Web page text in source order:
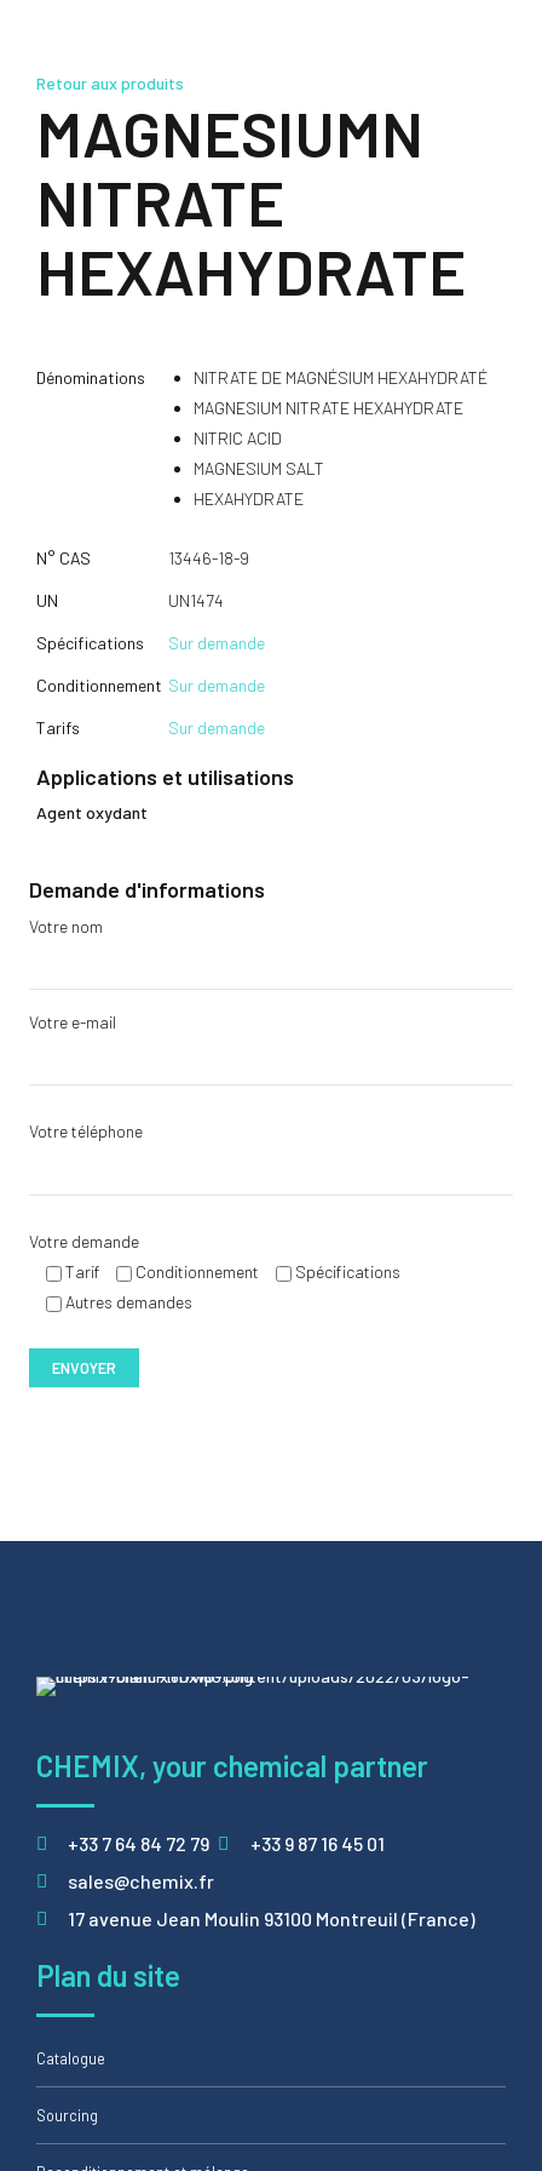
Retour aux produits
MAGNESIUMN
NITRATE
HEXAHYDRATE
Dénominations
NITRATE DE MAGNÉSIUM HEXAHYDRATÉ
MAGNESIUM NITRATE HEXAHYDRATE
NITRIC ACID
MAGNESIUM SALT
HEXAHYDRATE
N° CAS 13446-18-9
UN UN1474
Spécifications Sur demande
Conditionnement Sur demande
Tarifs Sur demande
Applications et utilisations
Agent oxydant
Demande d'informations
Votre nom
Votre e-mail
Votre téléphone
Votre demande
Tarif
Conditionnement
Spécifications
Autres demandes
CHEMIX, your chemical partner
+33 7 64 84 72 79
+33 9 87 16 45 01
sales@chemix.fr
17 avenue Jean Moulin 93100 Montreuil (France)
Plan du site
Catalogue
Sourcing